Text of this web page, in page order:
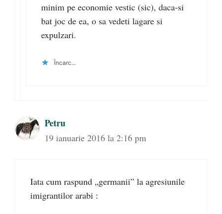
minim pe economie vestic (sic), daca-si
bat joc de ea, o sa vedeti lagare si
expulzari.
Încarc...
Petru
19 ianuarie 2016 la 2:16 pm
Iata cum raspund „germanii” la agresiunile
imigrantilor arabi :